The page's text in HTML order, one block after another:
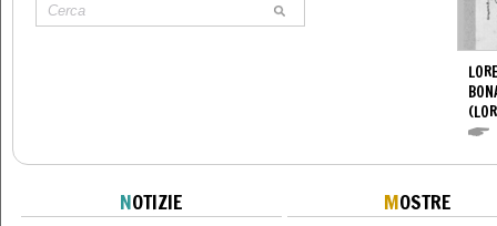
NOTIZIE MOSTRE